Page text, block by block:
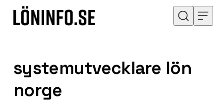
Hoppa till innehåll
systemutvecklare lön
norge